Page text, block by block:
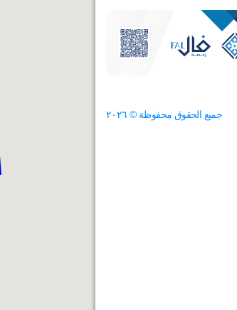
جميع الحقوق محفوظة © ٢٠٢٦